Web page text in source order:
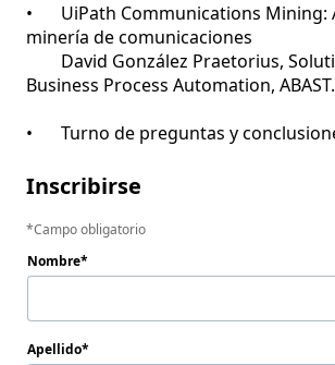
•	UiPath Communications Mining: Aplicación de
minería de comunicaciones
Business Process Automation, ABAST.
Inscribirse
Campo obligatorio
Nombre
Apellido